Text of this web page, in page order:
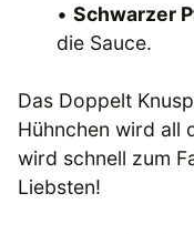
•Schwarzer
die Sauce.
Das Doppelt
Hühnchen wird all
wird schnell zum
Liebsten!